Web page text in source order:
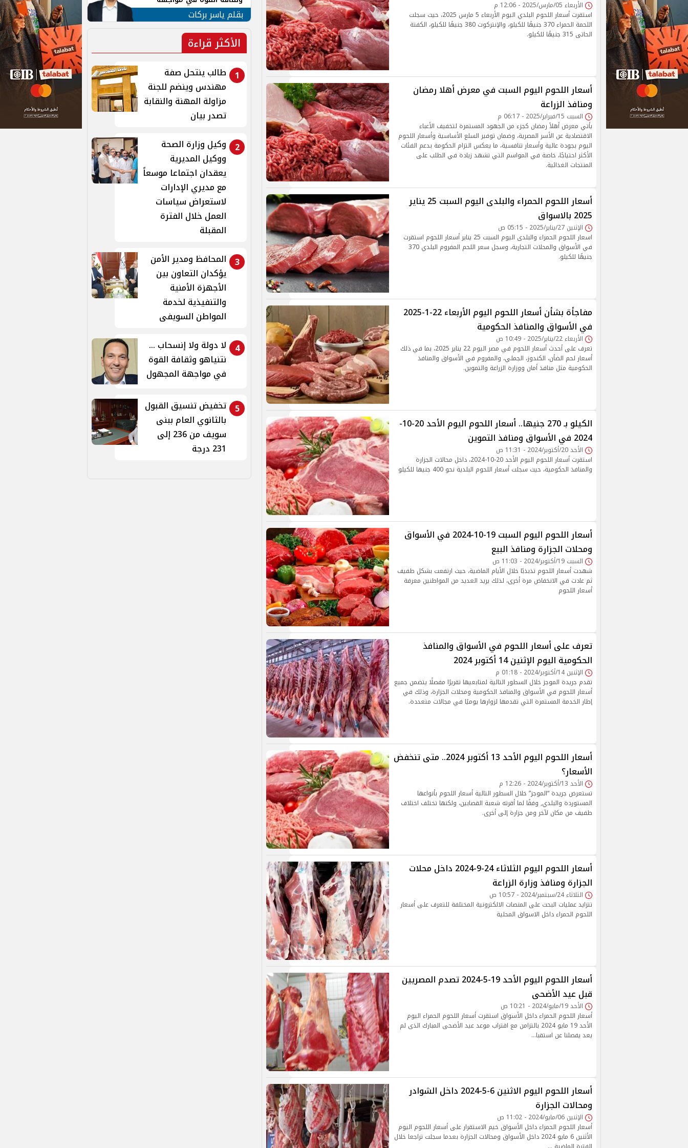
الأربعاء 05/مارس/2025 - 12:06 م
استقرت أسعار اللحوم البلدي اليوم الأربعاء 5 مارس 2025، حيث سجلت
اللحمة الحمراء 370 جنيهًا للكيلو، والإنتركوت 380 جنيهًا للكيلو، الكفتة
الحاتى 315 جنيهًا للكيلو.
أسعار اللحوم اليوم السبت في معرض أهلا رمضان
ومنافذ الزراعة
السبت 15/فبراير/2025 - 06:17 م
يأتي معرض أهلاً رمضان كجزء من الجهود المستمرة لتخفيف الأعباء
الاقتصادية عن الأسر المصرية، وضمان توفير السلع الأساسية وأسعار اللحوم
اليوم بجودة عالية وأسعار تنافسية، ما يعكس التزام الحكومة بدعم الفئات
الأكثر احتياجًا، خاصة في المواسم التي تشهد زيادة في الطلب على
المنتجات الغذائية.
أسعار اللحوم الحمراء والبلدى اليوم السبت 25 يناير
2025 بالاسواق
الإثنين 27/يناير/2025 - 05:15 ص
اسعار اللحوم الحمراء والبلدى اليوم السبت 25 يناير أسعار اللحوم استقرت
في الأسواق والمحلات التجارية، وسجل سعر اللحم المفروم البلدي 370
جنيهًا للكيلو.
مفاجأة بشأن أسعار اللحوم اليوم الأربعاء 22-1-2025
في الأسواق والمنافذ الحكومية
الأربعاء 22/يناير/2025 - 10:49 ص
تعرف على أحدث أسعار اللحوم في مصر اليوم 22 يناير 2025، بما في ذلك
أسعار لحم الضأن، الكندوز، الجملي، والمفروم في الأسواق والمنافذ
الحكومية مثل منافذ أمان ووزارة الزراعة والتموين.
الكيلو بـ 270 جنيها.. أسعار اللحوم اليوم الأحد 20-10-
2024 في الأسواق ومنافذ التموين
الأحد 20/أكتوبر/2024 - 11:31 ص
استقرت أسعار اللحوم اليوم الأحد 20-10-2024، داخل محالات الجزارة
والمنافذ الحكومية، حيث سجلت أسعار اللحوم البلدية نحو 400 جنيها للكيلو
أسعار اللحوم اليوم السبت 19-10-2024 في الأسواق
ومحلات الجزارة ومنافذ البيع
السبت 19/أكتوبر/2024 - 11:03 ص
شهدت أسعار اللحوم تذبذبًا خلال الأيام الماضية، حيث ارتفعت بشكل طفيف
ثم عادت في الانخفاض مرة أخرى، لذلك يريد العديد من المواطنين معرفة
أسعار اللحوم
تعرف على أسعار اللحوم في الأسواق والمنافذ
الحكومية اليوم الإثنين 14 أكتوبر 2024
الإثنين 14/أكتوبر/2024 - 01:18 م
تقدم جريدة الموجز خلال السطور التالية لمتابعيها تقريرًا مفصلًا يتضمن جميع
أسعار اللحوم في الأسواق والمنافذ الحكومية ومحلات الجزارة، وذلك في
إطار الخدمة المستمرة التي تقدمها لزوارها يوميًا في مجالات متعددة.
أسعار اللحوم اليوم الأحد 13 أكتوبر 2024.. متى تنخفض
الأسعار؟
الأحد 13/أكتوبر/2024 - 12:26 م
تستعرض جريدة “الموجز” خلال السطور التالية أسعار اللحوم بأنواعها
المستوردة والبلدي, وفقًا لما أقرته شعبة القصابين، ولكنها تختلف اختلاف
طفيف من مكان لآخر ومن جزارة إلى أخرى.
أسعار اللحوم اليوم الثلاثاء 24-9-2024 داخل محلات
الجزارة ومنافذ وزارة الزراعة
الثلاثاء 24/سبتمبر/2024 - 10:57 ص
تتزايد عمليات البحث على المنصات الالكترونية المختلفة للتعرف على أسعار
اللحوم الحمراء داخل الاسواق المحلية
أسعار اللحوم اليوم الأحد 19-5-2024 تصدم المصريين
قبل عيد الأضحى
الأحد 19/مايو/2024 - 10:21 ص
أسعار اللحوم الحمراء داخل الأسواق استقرت أسعار اللحوم الحمراء اليوم
الأحد 19 مايو 2024 بالتزامن مع اقتراب موعد عيد الأضحى المبارك الذى لم
يعد يفصلنا عن استقبا…
أسعار اللحوم اليوم الاثنين 6-5-2024 داخل الشوادر
ومحالات الجزارة
الإثنين 06/مايو/2024 - 11:02 ص
أسعار اللحوم الحمراء داخل الأسواق خيم الاستقرار على أسعار اللحوم اليوم
الأثنين 6 مايو 2024 داخل الأسواق ومحالات الجزارة بعدما سجلت تراجعا خلال
المجهول
بقلم ياسر بركات
الأكثر قراءة
1
طالب ينتحل صفة
مهندس وينضم للجنة
مزاولة المهنة والنقابة
تصدر بيان
2
وكيل وزارة الصحة
ووكيل المديرية
يعقدان اجتماعا موسعاً
مع مديري الإدارات
لاستعراض سياسات
العمل خلال الفترة
المقبلة
3 المحافظ ومدير الأمن
يؤكدان التعاون بين
الأجهزة الأمنية
والتنفيذية لخدمة
المواطن السويفى
4
لا دولة ولا إنسحاب ...
نتنياهو وثقافة القوة
في مواجهة المجهول
5 تخفيض تنسيق القبول
بالثانوي العام ببنى
سويف من 236 إلى
231 درجة